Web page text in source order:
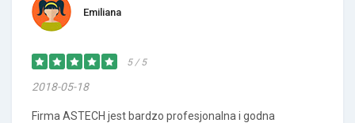
Emiliana
5 / 5
2018-05-18
Firma ASTECH jest bardzo profesjonalna i godna